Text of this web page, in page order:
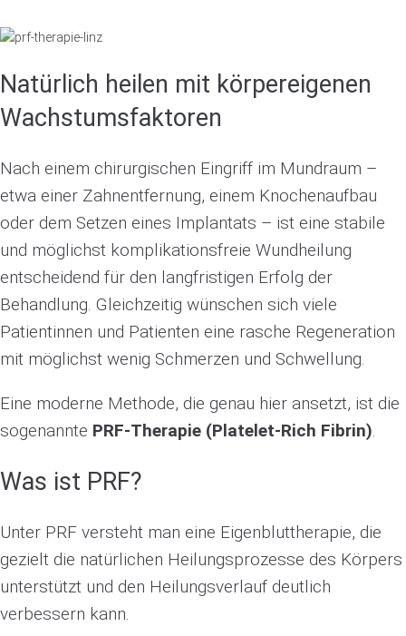
Natürlich heilen mit körpereigenen
Wachstumsfaktoren
Nach einem chirurgischen Eingriff im Mundraum –
etwa einer Zahnentfernung, einem Knochenaufbau
oder dem Setzen eines Implantats – ist eine stabile
und möglichst komplikationsfreie Wundheilung
entscheidend für den langfristigen Erfolg der
Behandlung. Gleichzeitig wünschen sich viele
Patientinnen und Patienten eine rasche Regeneration
mit möglichst wenig Schmerzen und Schwellung.
Eine moderne Methode, die genau hier ansetzt, ist die
sogenannte PRF-Therapie (Platelet-Rich Fibrin).
Was ist PRF?
Unter PRF versteht man eine Eigenbluttherapie, die
gezielt die natürlichen Heilungsprozesse des Körpers
unterstützt und den Heilungsverlauf deutlich
verbessern kann.